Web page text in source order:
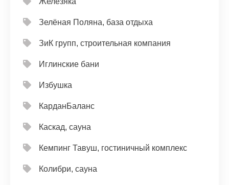
Зелёная Поляна, база отдыха
ЗиК групп, строительная компания
Иглинские бани
Избушка
КарданБаланс
Каскад, сауна
Кемпинг Тавуш, гостиничный комплекс
Колибри, сауна